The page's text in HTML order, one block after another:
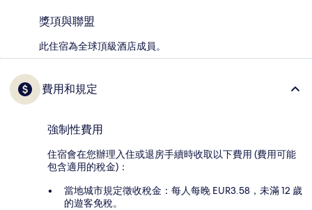
獎項與聯盟
此住宿為全球頂級酒店成員。
費用和規定
強制性費用
住宿會在您辦理入住或退房手續時收取以下費用 (費用可能
包含適用的稅金)：
當地城市規定徵收稅金：每人每晚 EUR3.58，未滿 12 歲
的遊客免稅。